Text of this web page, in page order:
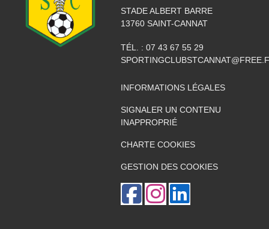
STADE ALBERT BARRE
13760 SAINT-CANNAT
TÉL. : 07 43 67 55 29
INFORMATIONS LÉGALES
SIGNALER UN CONTENU
INAPPROPRIÉ
CHARTE COOKIES
GESTION DES COOKIES